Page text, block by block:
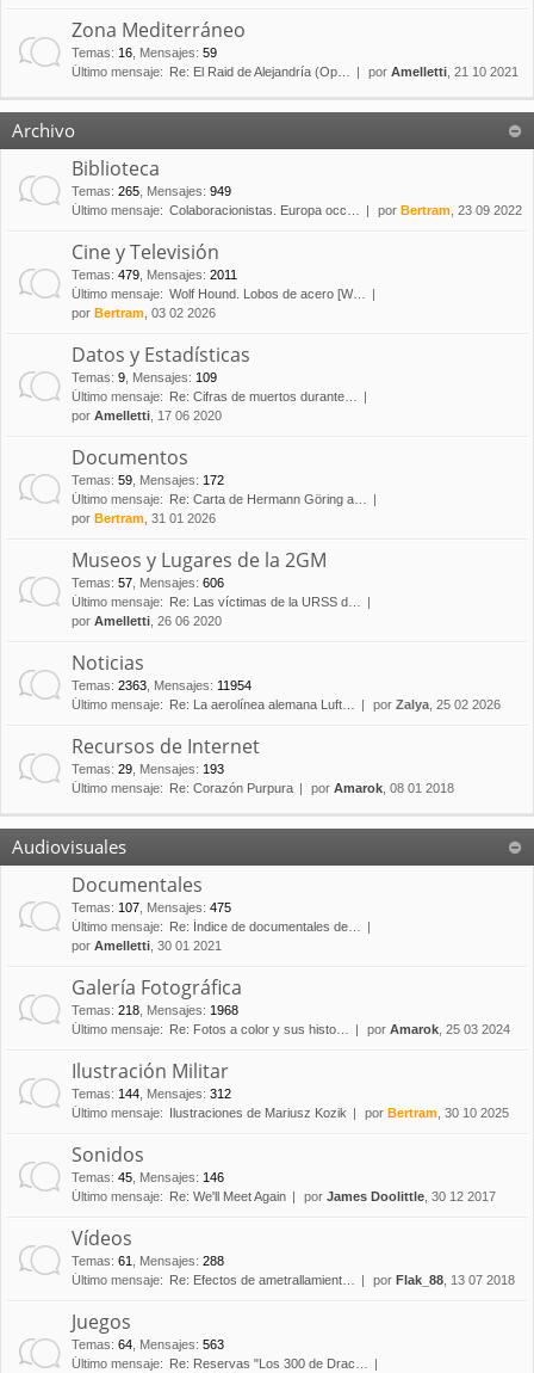
Zona Mediterráneo
Temas: 16 Mensajes: 59
Último mensaje:
Re: El Raid de Alejandría (Op… por Amelletti , 21 10 2021
Archivo
Biblioteca
Temas: 265 Mensajes: 949
Último mensaje: Colaboracionistas. Europa occ… por Bertram , 23 09 2022
Cine y Televisión
Temas: 479 Mensajes: 2011
Último mensaje: Wolf Hound. Lobos de acero [W…
por Bertram , 03 02 2026
Datos y Estadísticas
Temas: 9 Mensajes: 109
Último mensaje:
Re: Cifras de muertos durante…
por Amelletti , 17 06 2020
Documentos
Temas: 59 Mensajes: 172
Último mensaje:
Re: Carta de Hermann Göring a…
por Bertram , 31 01 2026
Museos y Lugares de la 2GM
Temas: 57 Mensajes: 606
Último mensaje:
Re: Las víctimas de la URSS d…
por Amelletti , 26 06 2020
Noticias
Temas: 2363 Mensajes: 11954
Último mensaje:
Re: La aerolínea alemana Luft… por Zalya , 25 02 2026
Recursos de Internet
Temas: 29 Mensajes: 193
Último mensaje:
Re: Corazón Purpura por Amarok , 08 01 2018
Audiovisuales
Documentales
Temas: 107 Mensajes: 475
Último mensaje:
Re: Índice de documentales de…
por Amelletti , 30 01 2021
Galería Fotográfica
Temas: 218 Mensajes: 1968
Último mensaje:
Re: Fotos a color y sus histo… por Amarok , 25 03 2024
Ilustración Militar
Temas: 144 Mensajes: 312
Último mensaje:
Ilustraciones de Mariusz Kozik por Bertram , 30 10 2025
Sonidos
Temas: 45 Mensajes: 146
Último mensaje:
Re: We'll Meet Again por James Doolittle , 30 12 2017
Vídeos
Temas: 61 Mensajes: 288
Último mensaje:
Re: Efectos de ametrallamient… por Flak_88 , 13 07 2018
Juegos
Temas: 64 Mensajes: 563
Último mensaje:
Re: Reservas "Los 300 de Drac…